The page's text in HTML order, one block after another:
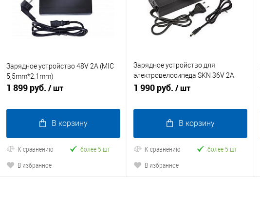
Зарядное устройство 48V 2A (MIC
5,5mm*2.1mm)
1 899 руб. / шт
В корзину
К сравнению
более 5 шт
В избранное
Зарядное устройство для
электровелосипеда SKN 36V 2A
(MIC 5,5mm*2.1mm)
1 990 руб. / шт
В корзину
К сравнению
более 5 шт
В избранное